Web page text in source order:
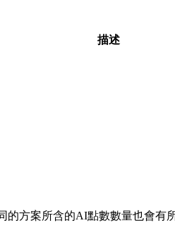
描述
方案所含的AI點數數量也會有所